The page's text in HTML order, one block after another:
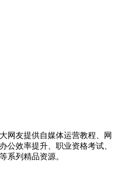
网友提供自媒体运营教程、网
公效率提升、职业资格考试、
系列精品资源。